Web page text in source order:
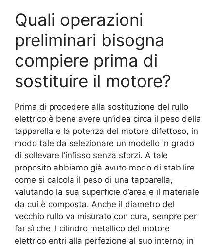
Quali operazioni
preliminari bisogna
compiere prima di
sostituire il motore?
Prima di procedere alla sostituzione del rullo
elettrico è bene avere un’idea circa il peso della
tapparella e la potenza del motore difettoso, in
modo tale da selezionare un modello in grado
di sollevare l’infisso senza sforzi. A tale
proposito abbiamo già avuto modo di stabilire
come si calcola il peso di una tapparella,
valutando la sua superficie d’area e il materiale
da cui è composta. Anche il diametro del
vecchio rullo va misurato con cura, sempre per
far sì che il cilindro metallico del motore
elettrico entri alla perfezione al suo interno; in